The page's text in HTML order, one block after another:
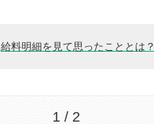
給料明細を見て思ったこととは？
1 / 2